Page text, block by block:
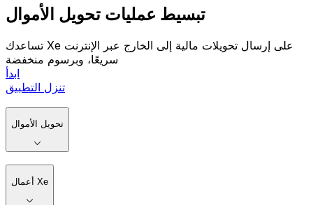
تبسيط عمليات تحويل الأموال
تساعدك Xe على إرسال تحويلات مالية إلى الخارج عبر الإنترنت
سريعًا، وبرسوم منخفضة
ابدأ
تنزل التطبيق
تحويل الأموال
أعمال Xe